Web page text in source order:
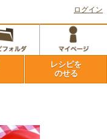
ログイン
レシピを
のせる